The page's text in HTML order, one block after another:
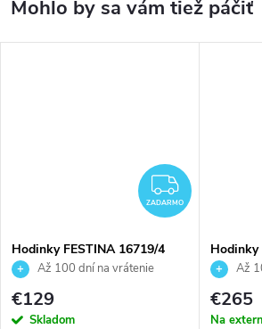
ZADARMO
Hodinky FESTINA 16719/4
Až 100 dní na vrátenie
tovaru. Autorizovaný predajca.
€129
Skladom
Hodinky
Až
tovaru.
€265
Na